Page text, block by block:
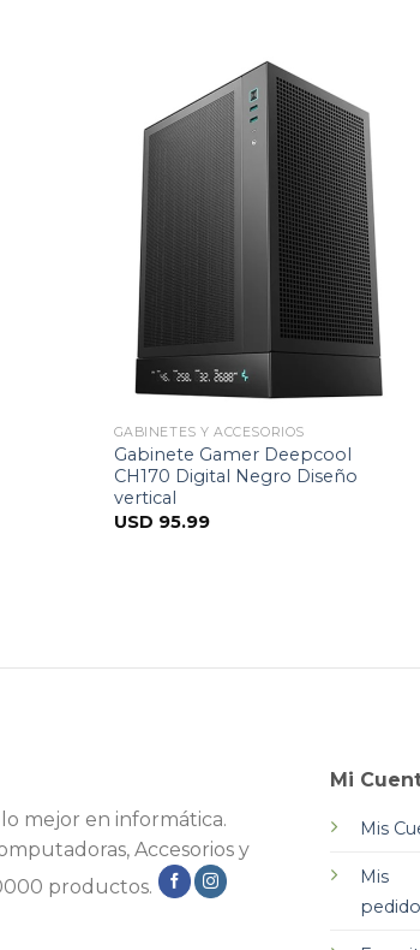
GABINETES Y ACCESORIOS
Gabinete Gamer Deepcool
CH170 Digital Negro Diseño
vertical
USD 95.99
mejor en informática.
Accesorios y
productos.
Mi
Mis
Mis